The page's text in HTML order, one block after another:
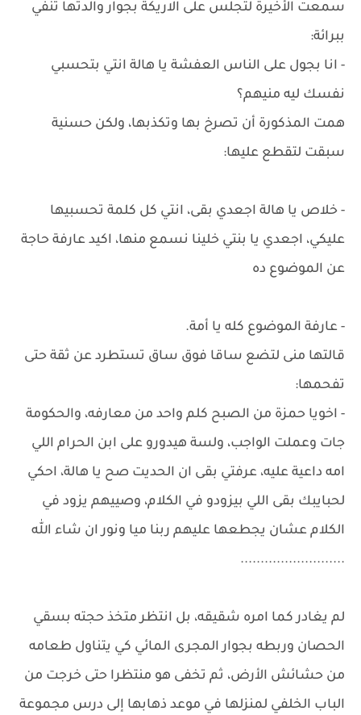
سمعت الأخيرة لتجلس على الاريكة بجوار والدتها تنفي
ببرائة:
- انا بجول على الناس العفشة يا هالة انتي بتحسبي
نفسك ليه منيهم؟
همت المذكورة أن تصرخ بها وتكذبها، ولكن حسنية
سبقت لتقطع عليها:
- خلاص يا هالة اجعدي بقى، انتي كل كلمة تحسبيها
عليكي، اجعدي يا بنتي خلينا نسمع منها، اكيد عارفة حاجة
عن الموضوع ده
- عارفة الموضوع كله يا أمة.
قالتها منى لتضع ساقا فوق ساق تستطرد عن ثقة حتى
تفحمها:
- اخويا حمزة من الصبح كلم واحد من معارفه، والحكومة
جات وعملت الواجب، ولسة هيدورو على ابن الحرام اللي
امه داعية عليه، عرفتي بقى ان الحديت صح يا هالة، احكي
لحبايبك بقى اللي بيزودو في الكلام، وصييهم يزود في
الكلام عشان يجطعها عليهم ربنا ميا ونور ان شاء الله
..........................
لم يغادر كما امره شقيقه، بل انتظر متخذ حجته بسقي
الحصان وربطه بجوار المجرى المائي كي يتناول طعامه
من حشائش الأرض، ثم تخفى هو منتظرا حتى خرجت من
الباب الخلفي لمنزلها في موعد ذهابها إلى درس مجموعة